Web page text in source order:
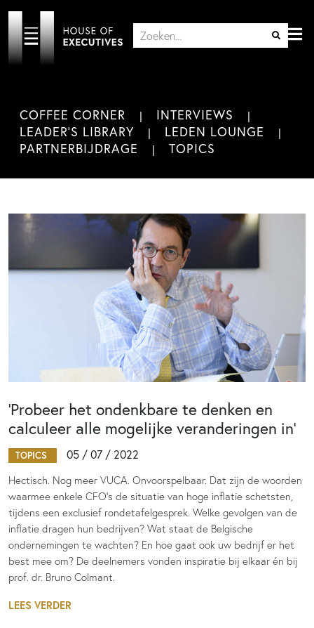
COFFEE CORNER
INTERVIEWS
LEADER'S LIBRARY
LEDEN LOUNGE
PARTNERBIJDRAGE
TOPICS
‘Probeer het ondenkbare te denken en
calculeer alle mogelijke veranderingen in’
TOPICS 05 / 07 / 2022
Hectisch. Nog meer VUCA. Onvoorspelbaar. Dat zijn de woorden
waarmee enkele CFO’s de situatie van hoge inflatie schetsten,
tijdens een exclusief rondetafelgesprek. Welke gevolgen van de
inflatie dragen hun bedrijven? Wat staat de Belgische
ondernemingen te wachten? En hoe gaat ook uw bedrijf er het
best mee om? De deelnemers vonden inspiratie bij elkaar én bij
prof. dr. Bruno Colmant.
LEES VERDER